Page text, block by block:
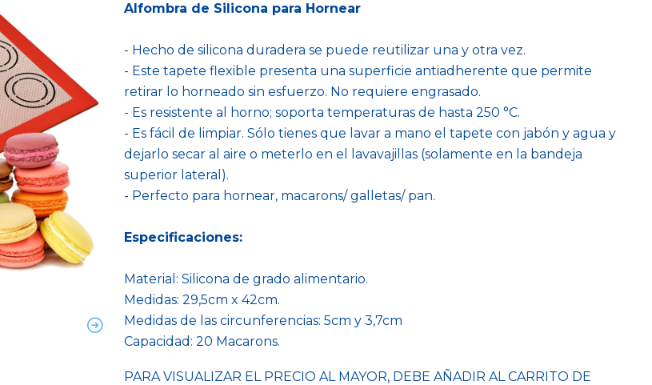
Alfombra de Silicona para Hornear
- Hecho de silicona duradera se puede reutilizar una y otra vez.
- Este tapete flexible presenta una superficie antiadherente que permite
retirar lo horneado sin esfuerzo. No requiere engrasado.
- Es resistente al horno; soporta temperaturas de hasta 250 °C.
- Es fácil de limpiar. Sólo tienes que lavar a mano el tapete con jabón y agua y
dejarlo secar al aire o meterlo en el lavavajillas (solamente en la bandeja
superior lateral).
- Perfecto para hornear, macarons/ galletas/ pan.
Especificaciones:
Material: Silicona de grado alimentario.
Medidas: 29,5cm x 42cm.
Medidas de las circunferencias: 5cm y 3,7cm
Capacidad: 20 Macarons.
PARA VISUALIZAR EL PRECIO AL MAYOR, DEBE AÑADIR AL CARRITO DE